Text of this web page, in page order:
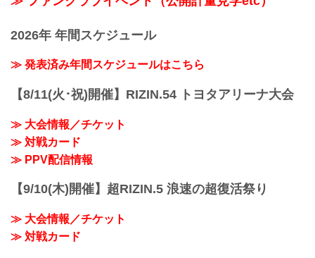
2026年 年間スケジュール
≫ 発表済み年間スケジュールはこちら
【8/11(火･祝)開催】RIZIN.54 トヨタアリーナ大会
≫ 大会情報／チケット
≫ 対戦カード
≫ PPV配信情報
【9/10(木)開催】超RIZIN.5 浪速の超復活祭り
≫ 大会情報／チケット
≫ 対戦カード